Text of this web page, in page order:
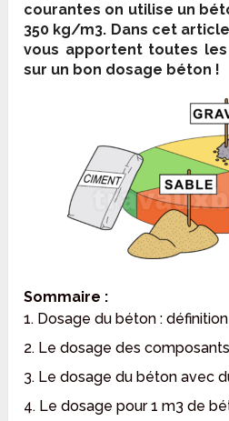
courantes on utilise un
350 kg/m3. Dans cet
vous apportent toutes
sur un bon dosage béton !
Sommaire :
1. Dosage du béton : définition
2. Le dosage des
3. Le dosage du béton avec
4. Le dosage pour 1 m3 de